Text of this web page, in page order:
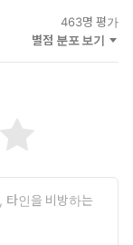
463명 평가
별점 분포 보기